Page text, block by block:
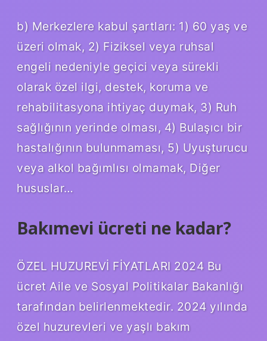
b) Merkezlere kabul şartları: 1) 60 yaş ve
üzeri olmak, 2) Fiziksel veya ruhsal
engeli nedeniyle geçici veya sürekli
olarak özel ilgi, destek, koruma ve
rehabilitasyona ihtiyaç duymak, 3) Ruh
sağlığının yerinde olması, 4) Bulaşıcı bir
hastalığının bulunmaması, 5) Uyuşturucu
veya alkol bağımlısı olmamak, Diğer
hususlar…
Bakımevi ücreti ne kadar?
ÖZEL HUZUREVİ FİYATLARI 2024 Bu
ücret Aile ve Sosyal Politikalar Bakanlığı
tarafından belirlenmektedir. 2024 yılında
özel huzurevleri ve yaşlı bakım